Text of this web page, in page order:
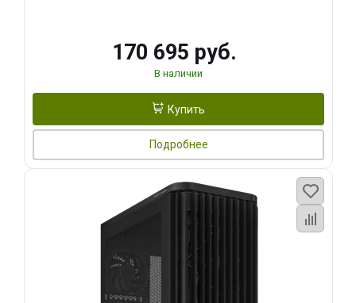
170 695 руб.
В наличии
Купить
Подробнее